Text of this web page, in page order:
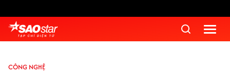
CÔNG NGHỆ